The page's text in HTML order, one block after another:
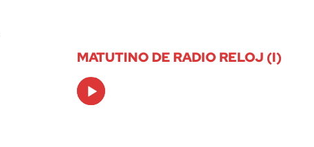
MATUTINO DE RADIO RELOJ (I)
Audio
Player